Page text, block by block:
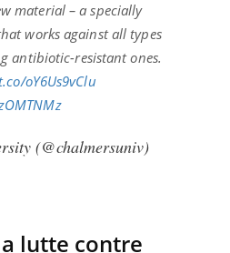
material – a specially
works against all types
antibiotic-resistant ones.
oY6Us9vClu
(@chalmersuniv)
lutte contre